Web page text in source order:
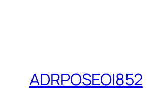
ADRPOSEOI852